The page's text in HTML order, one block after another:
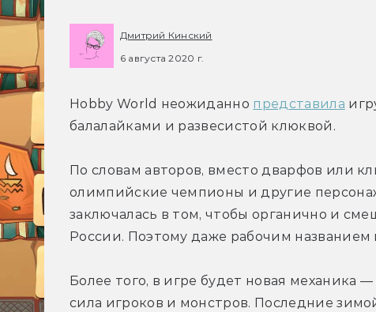
Дмитрий Кинский
6 августа 2020 г.
Hobby World неожиданно представила
балалайками и развесистой клюквой.
По словам авторов, вместо дварфов или
олимпийские чемпионы и другие
заключалась в том, чтобы органично и
России. Поэтому даже рабочим
Более того, в игре будет новая механика
сила игроков и монстров. Последние